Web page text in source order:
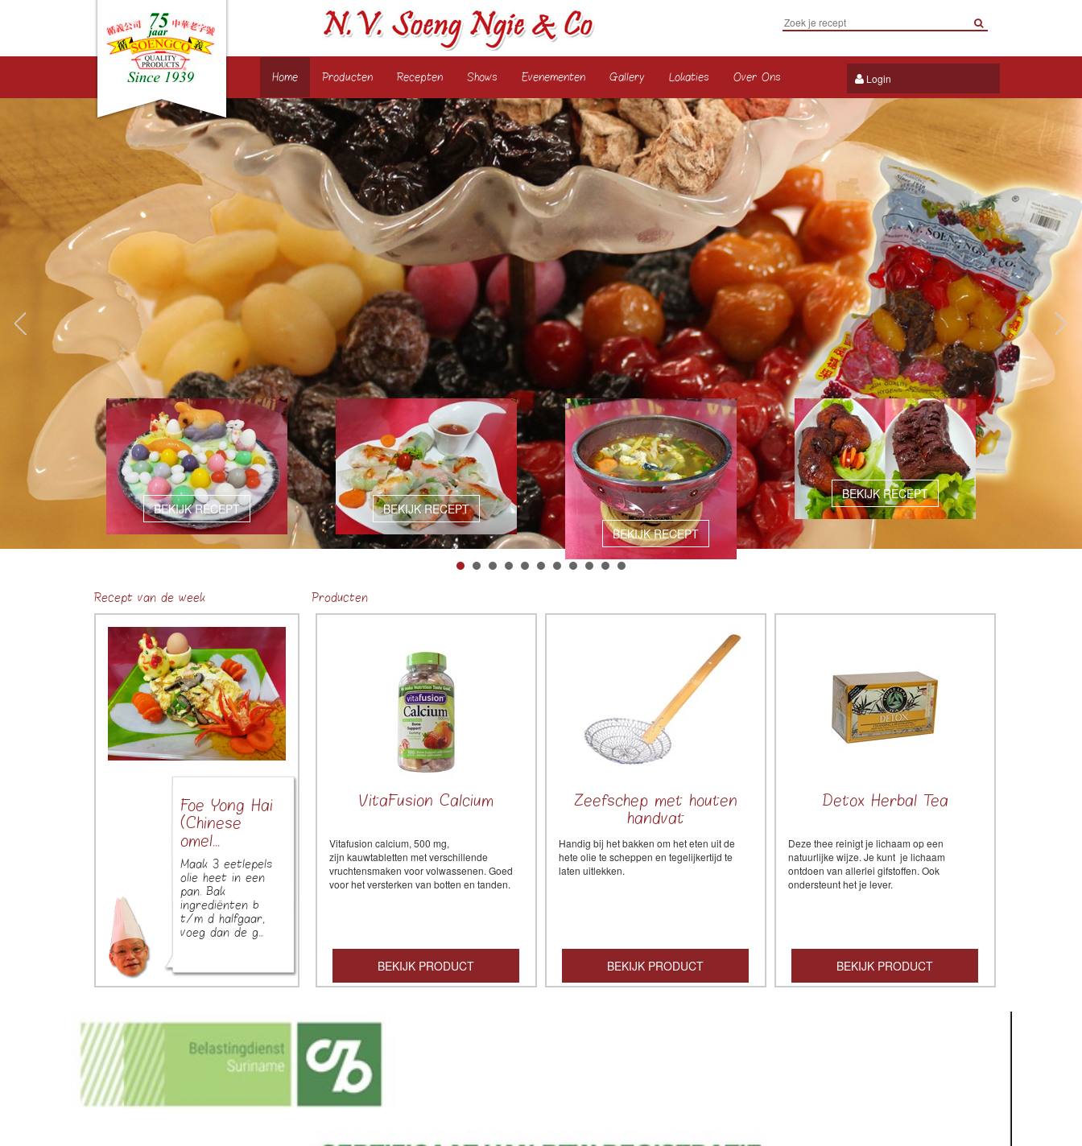
Home Producten Recepten Shows Evenementen Gallery Lokaties Over Ons Login
BEKIJK RECEPT
BEKIJK RECEPT
BEKIJK RECEPT
BEKIJK RECEPT
Recept van de week
Foe Yong Hai
(Chinese
omel...
Maak 3 eetlepels
olie heet in een
pan. Bak
ingrediënten b
t/m d halfgaar,
voeg dan de g...
Producten
VitaFusion Calcium
Vitafusion calcium, 500 mg,
zijn kauwtabletten met verschillende
vruchtensmaken voor volwassenen. Goed
voor het versterken van botten en tanden.
BEKIJK PRODUCT
Zeefschep met houten
handvat
Handig bij het bakken om het eten uit de
hete olie te scheppen en tegelijkertijd te
laten uitlekken.
BEKIJK PRODUCT
Detox Herbal Tea
Deze thee reinigt je lichaam op een
natuurlijke wijze. Je kunt je lichaam
ontdoen van allerlei gifstoffen. Ook
ondersteunt het je lever.
BEKIJK PRODUCT